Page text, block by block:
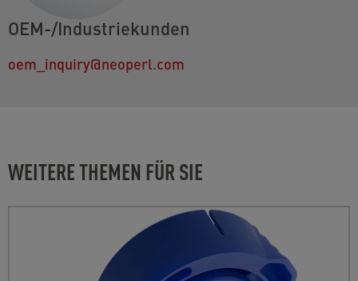
OEM-/Industriekunden
oem_inquiry@neoperl.com
WEITERE THEMEN FÜR SIE